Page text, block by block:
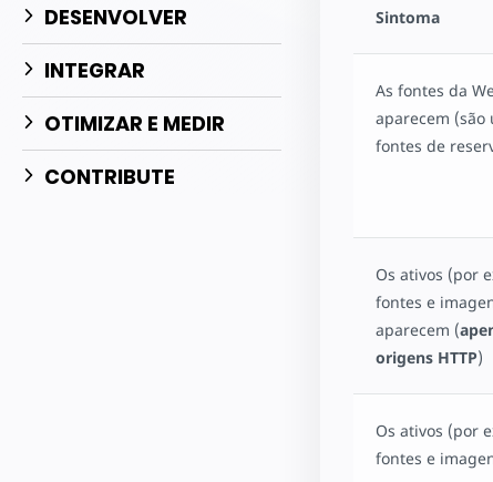
DESENVOLVER
INTEGRAR
OTIMIZAR E MEDIR
CONTRIBUTE
Sintoma
As fontes da
aparecem (são
fontes de
Os ativos (por
fontes e
aparecem (
origens HTTP)
Os ativos (por
fontes e